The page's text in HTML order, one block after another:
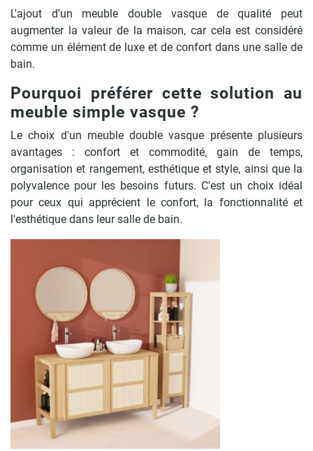
L'ajout d'un meuble double vasque de qualité peut
augmenter la valeur de la maison, car cela est considéré
comme un élément de luxe et de confort dans une salle de
bain.
Pourquoi préférer cette solution au
meuble simple vasque ?
Le choix d'un meuble double vasque présente plusieurs
avantages : confort et commodité, gain de temps,
organisation et rangement, esthétique et style, ainsi que la
polyvalence pour les besoins futurs. C'est un choix idéal
pour ceux qui apprécient le confort, la fonctionnalité et
l'esthétique dans leur salle de bain.